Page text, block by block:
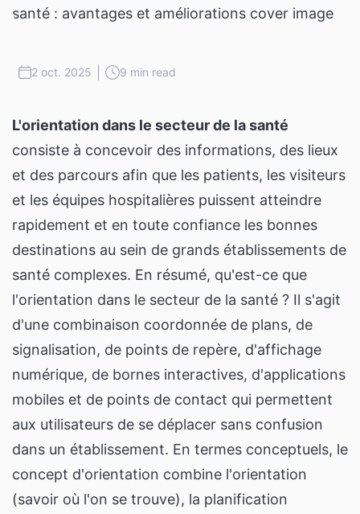
2 oct. 2025 9 min read
L'orientation dans le secteur de la santé
consiste à concevoir des informations, des lieux
et des parcours afin que les patients, les visiteurs
et les équipes hospitalières puissent atteindre
rapidement et en toute confiance les bonnes
destinations au sein de grands établissements de
santé complexes. En résumé, qu'est-ce que
l'orientation dans le secteur de la santé ? Il s'agit
d'une combinaison coordonnée de plans, de
signalisation, de points de repère, d'affichage
numérique, de bornes interactives, d'applications
mobiles et de points de contact qui permettent
aux utilisateurs de se déplacer sans confusion
dans un établissement. En termes conceptuels, le
concept d'orientation combine l'orientation
(savoir où l'on se trouve), la planification